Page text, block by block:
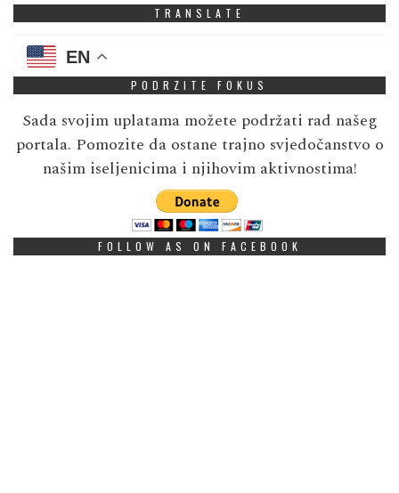
TRANSLATE
EN
PODRZITE FOKUS
Sada svojim uplatama možete podržati rad našeg
portala. Pomozite da ostane trajno svjedočanstvo o
našim iseljenicima i njihovim aktivnostima!
FOLLOW AS ON FACEBOOK